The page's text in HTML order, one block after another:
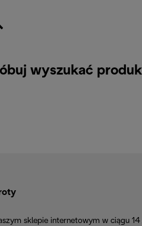
wyszukać
sklepie internetowym w ciągu 14